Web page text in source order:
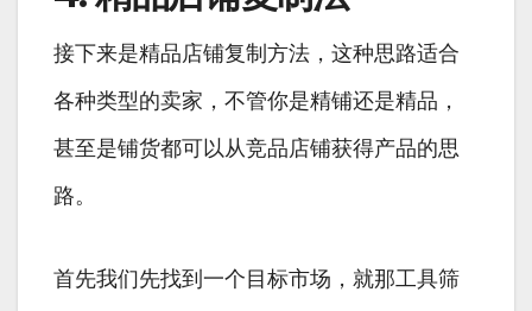
接下来是精品店铺复制方法，这种思路适合
各种类型的卖家，不管你是精铺还是精品，
甚至是铺货都可以从竞品店铺获得产品的思
路。
首先我们先找到一个目标市场，就那工具筛